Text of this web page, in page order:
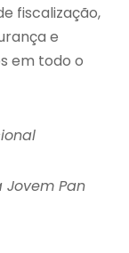
fiscalização,
e
em todo o
Pan